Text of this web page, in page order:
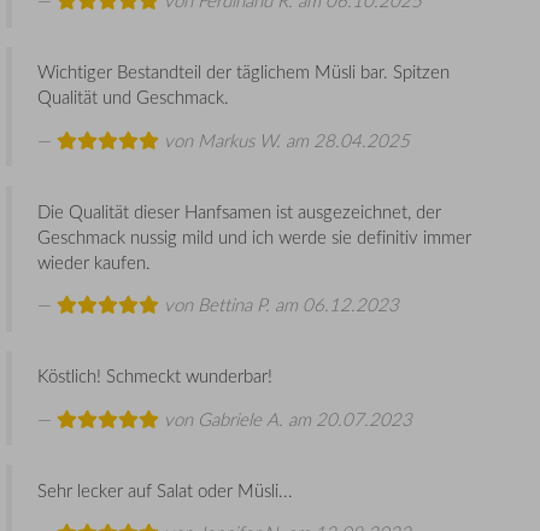
Wichtiger Bestandteil der täglichem Müsli bar. Spitzen
Qualität und Geschmack.
von Markus W. am 28.04.2025
Die Qualität dieser Hanfsamen ist ausgezeichnet, der
Geschmack nussig mild und ich werde sie definitiv immer
wieder kaufen.
von Bettina P. am 06.12.2023
Köstlich! Schmeckt wunderbar!
von Gabriele A. am 20.07.2023
Sehr lecker auf Salat oder Müsli...